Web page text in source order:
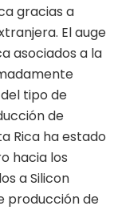
gracias a
El auge
asociados a la
tipo de
de
Rica ha estado
hacia los
a Silicon
producción de